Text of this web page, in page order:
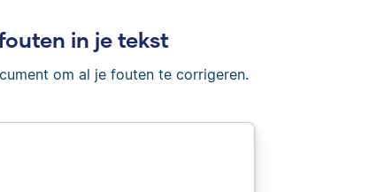
in je tekst
om al je fouten te corrigeren.